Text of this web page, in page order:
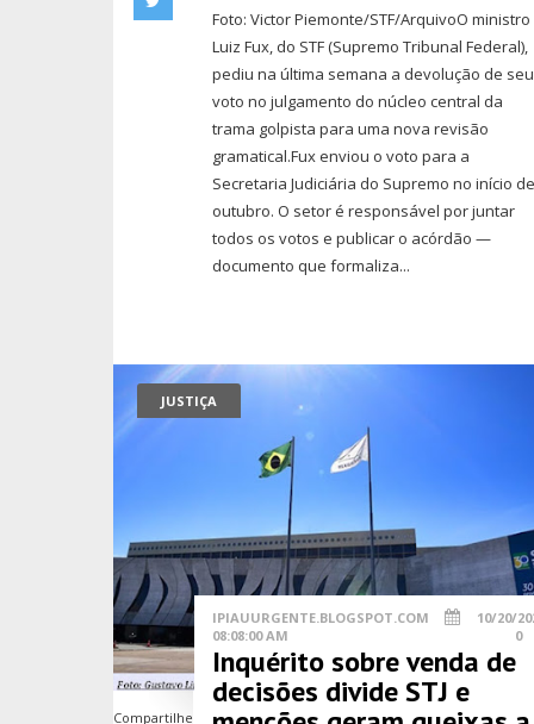
Foto: Victor Piemonte/STF/ArquivoO ministro
Luiz Fux, do STF (Supremo Tribunal Federal),
pediu na última semana a devolução de seu
voto no julgamento do núcleo central da
trama golpista para uma nova revisão
gramatical.Fux enviou o voto para a
Secretaria Judiciária do Supremo no início
outubro. O setor é responsável por juntar
todos os votos e publicar o acórdão —
documento que formaliza...
JUSTIÇA
Compartilhe
IPIAUURGENTE.BLOGSPOT.COM
10/20/
08:08:00 AM
0
Inquérito sobre venda de
decisões divide STJ e